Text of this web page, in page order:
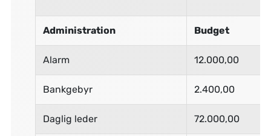
Administration Budget
Alarm 12.000,00
Bankgebyr 2.400,00
Daglig leder 72.000,00